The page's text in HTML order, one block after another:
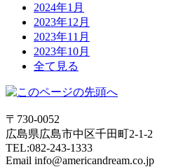
2024年1月
2023年12月
2023年11月
2023年10月
全て見る
〒730-0052
広島県広島市中区千田町2-1-2
TEL:082-243-1333
Email info@americandream.co.jp